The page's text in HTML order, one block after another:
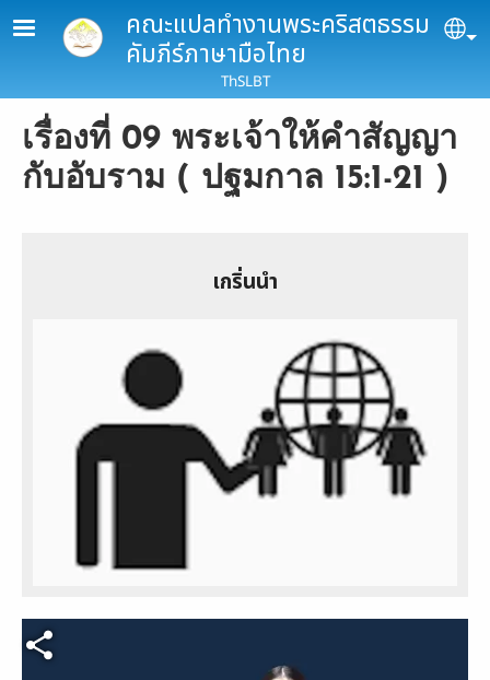
Skip to main contentคณะแปลทำงานพระคริสตธรรม
คัมภีร์ภาษามือไทย
ThSLBT
เรื่องที่ 09 พระเจ้าให้คำสัญญา
กับอับราม ( ปฐมกาล 15:1-21 )
เกริ่นนำ
Video file